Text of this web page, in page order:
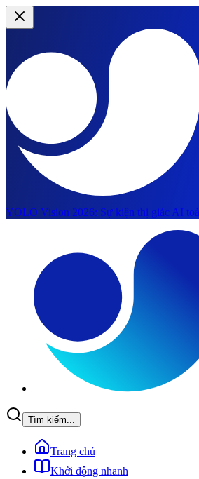
YOLO Vision 2026: Sự kiện thị giác AI
Tìm kiếm...
Trang chủ
Khởi động nhanh